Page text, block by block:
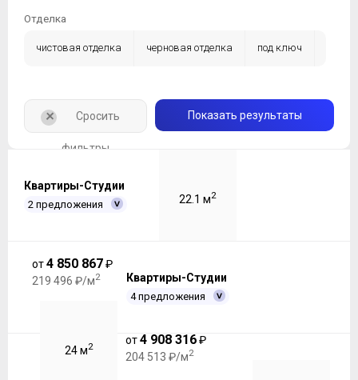
Отделка
чистовая отделка черновая отделка под ключ
Показать результаты
+ Сросить
фильтры
Квартиры-Студии
2 предложения 22.1 м2
от4 850 867₽
219 496 ₽/м2 Квартиры-Студии
4 предложения
24 м2
от4 908 316₽
204 513 ₽/м2